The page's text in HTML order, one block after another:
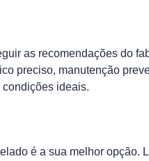
as recomendações do
preciso, manutenção
ideais.
é a sua melhor opção.